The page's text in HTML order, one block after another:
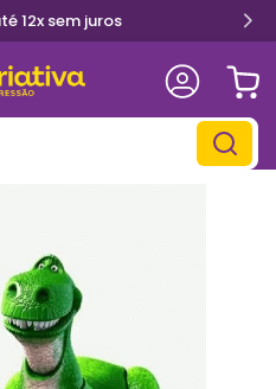
12x sem juros